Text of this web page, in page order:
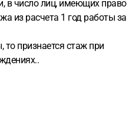
в число лиц, имеющих право
из расчета 1 год работы за
признается стаж при